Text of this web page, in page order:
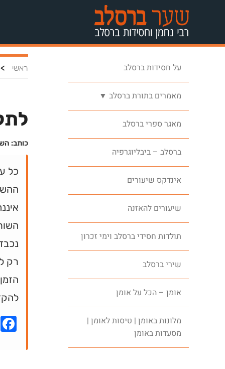
על חסידות ברסלב
מאמרים בתורת ברסלב ▼
מאגר ספרי ברסלב
ברסלב – ביבליוגרפיה
אינדקס שיעורים
שיעורים להאזנה
תולדות חסידי ברסלב וימי זכרון
שירי ברסלב
אומן – הכל על אומן
מלונות באומן | טיסות לאומן |
מסעדות באומן
ראשי >
כותב:
כל
רק